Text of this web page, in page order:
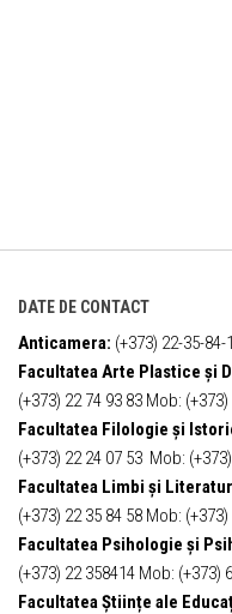
DATE DE CONTACT
Anticamera: (+373) 22-35-84-
Facultatea Arte Plastice și
(+373) 22 74 93 83 Mob:
Facultatea Filologie și
(+373) 22 24 07 53 Mob:
Facultatea Limbi și
(+373) 22 35 84 58 Mob:
Facultatea Psihologie și
(+373) 22 358414 Mob: (+373)
Facultatea Științe ale